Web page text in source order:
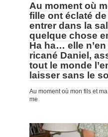
Au moment où
fille ont éclaté
entrer dans la
quelque chose
Ha ha… elle
ricané Daniel,
tout le monde
laisser sans le
Au moment où mon fils et
me